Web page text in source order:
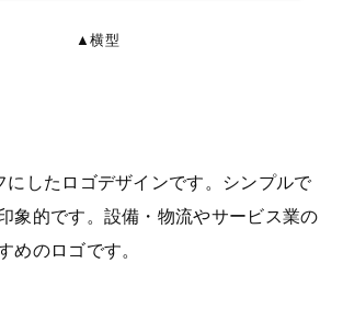
▲横型
にしたロゴデザインです。シンプルで
象的です。設備・物流やサービス業の
めのロゴです。